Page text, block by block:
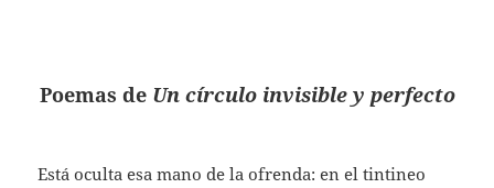
Poemas de Un círculo invisible y perfecto
Está oculta esa mano de la ofrenda: en el tintineo